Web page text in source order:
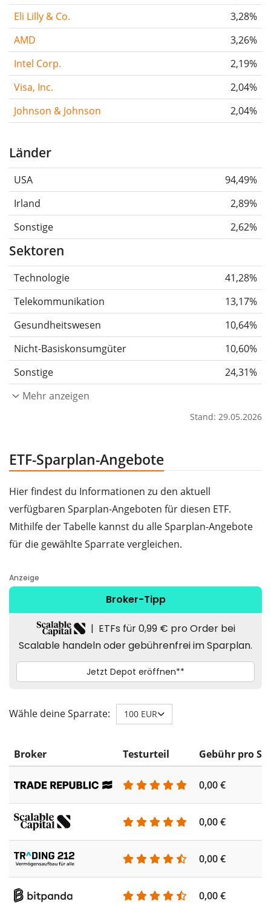
Eli Lilly & Co.
3,28%
AMD
3,26%
Intel Corp.
2,19%
Visa, Inc.
2,04%
Johnson & Johnson
2,04%
Länder
USA
94,49%
Irland
2,89%
Sonstige
2,62%
Sektoren
Technologie
41,28%
Telekommunikation
13,17%
Gesundheitswesen
10,64%
Nicht-Basiskonsumgüter
10,60%
Sonstige
24,31%
Mehr anzeigen
Stand: 29.05.2026
ETF-Sparplan-Angebote
Hier findest du Informationen zu den aktuell
verfügbaren Sparplan-Angeboten für diesen ETF.
Mithilfe der Tabelle kannst du alle Sparplan-Angebote
für die gewählte Sparrate vergleichen.
Wähle deine Sparrate: 100 EUR
Broker Testurteil Gebühr pro
0,00 €
0,00 €
0,00 €
0,00 €